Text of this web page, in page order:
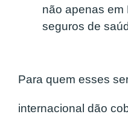
não apenas em
seguros de
Para quem esses
internacional dão